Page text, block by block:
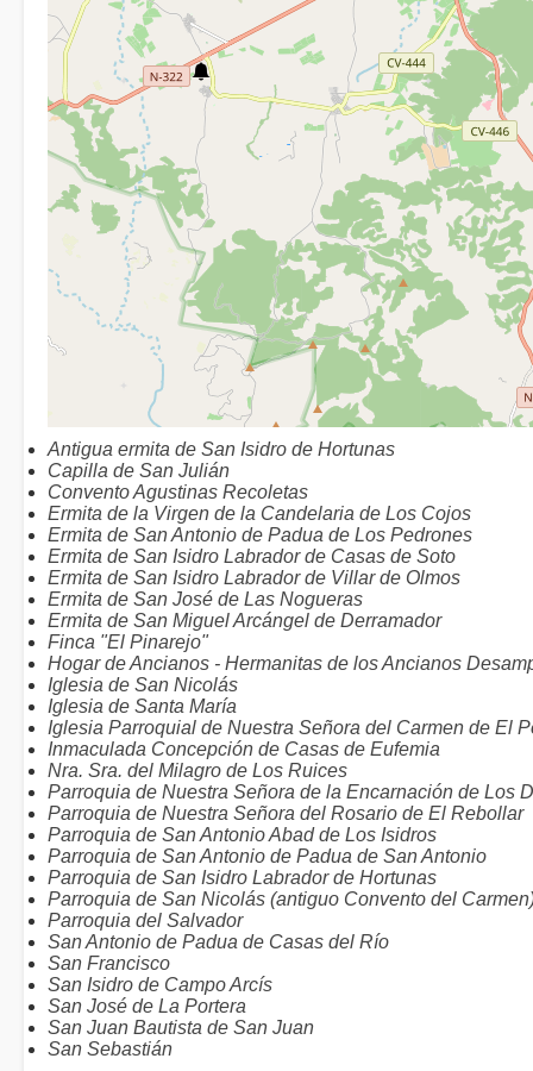
Antigua ermita de San Isidro de Hortunas
Capilla de San Julián
Convento Agustinas Recoletas
Ermita de la Virgen de la Candelaria de Los Cojos
Ermita de San Antonio de Padua de Los Pedrones
Ermita de San Isidro Labrador de Casas de Soto
Ermita de San Isidro Labrador de Villar de Olmos
Ermita de San José de Las Nogueras
Ermita de San Miguel Arcángel de Derramador
Finca "El Pinarejo"
Hogar de Ancianos - Hermanitas de los Ancianos
Iglesia de San Nicolás
Iglesia de Santa María
Iglesia Parroquial de Nuestra Señora del Carmen de El
Inmaculada Concepción de Casas de Eufemia
Nra. Sra. del Milagro de Los Ruices
Parroquia de Nuestra Señora de la Encarnación de Los
Parroquia de Nuestra Señora del Rosario de El Rebollar
Parroquia de San Antonio Abad de Los Isidros
Parroquia de San Antonio de Padua de San Antonio
Parroquia de San Isidro Labrador de Hortunas
Parroquia de San Nicolás (antiguo Convento del
Parroquia del Salvador
San Antonio de Padua de Casas del Río
San Francisco
San Isidro de Campo Arcís
San José de La Portera
San Juan Bautista de San Juan
San Sebastián